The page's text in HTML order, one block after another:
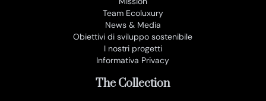
Team Ecoluxury
News & Media
Obiettivi di sviluppo sostenibile
I nostri progetti
Informativa Privacy
The Collection